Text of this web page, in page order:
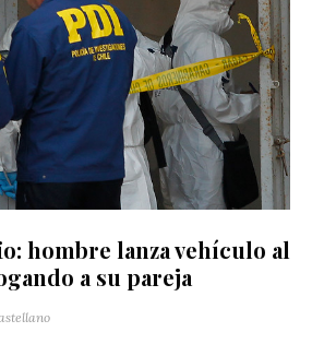
hombre lanza vehículo al
a su pareja